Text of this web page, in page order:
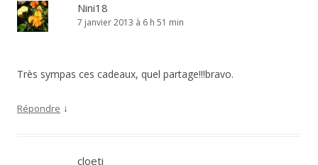
Nini18
7 janvier 2013 à 6 h 51 min
Très sympas ces cadeaux, quel partage!!!bravo.
Répondre ↓
cloeti